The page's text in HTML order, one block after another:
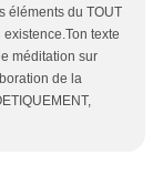
éléments du TOUT
texte
méditation sur
de la